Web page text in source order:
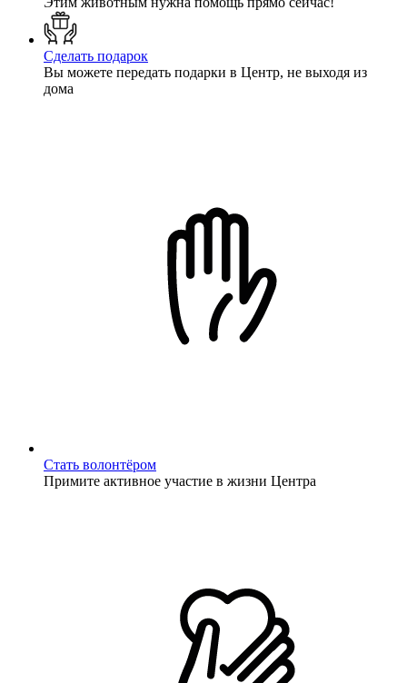
Сделать подарок
Вы можете передать подарки в Центр, не выходя из
дома
Стать волонтёром
Примите активное участие в жизни Центра